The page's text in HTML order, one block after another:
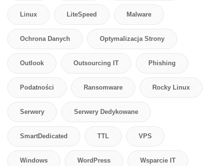
Linux LiteSpeed Malware
Ochrona Danych Optymalizacja Strony
Outlook Outsourcing IT Phishing
Podatności Ransomware Rocky Linux
Serwery Serwery Dedykowane
SmartDedicated TTL VPS
Windows WordPress Wsparcie IT